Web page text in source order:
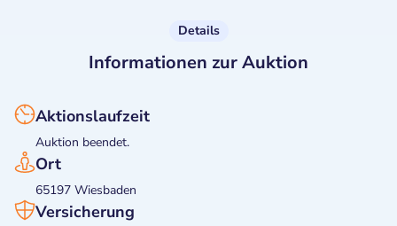
Details
Informationen zur Auktion
Aktionslaufzeit
Auktion beendet.
Ort
65197 Wiesbaden
Versicherung